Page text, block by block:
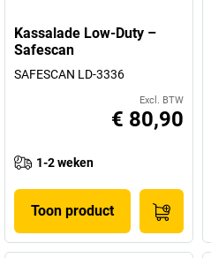
Kassalade Low-Duty –
Safescan
SAFESCAN LD-3336
Excl. BTW
€ 80,90
1-2 weken
Toon product